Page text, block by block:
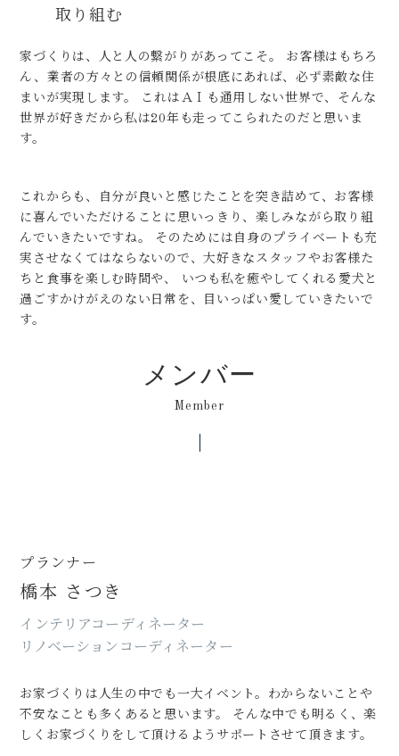
取り組む
家づくりは、人と人の繋がりがあってこそ。 お客様はもちろ
ん、業者の方々との信頼関係が根底にあれば、必ず素敵な住
まいが実現します。 これはＡＩも通用しない世界で、そんな
世界が好きだから私は20年も走ってこられたのだと思いま
す。
これからも、自分が良いと感じたことを突き詰めて、お客様
に喜んでいただけることに思いっきり、楽しみながら取り組
んでいきたいですね。 そのためには自身のプライベートも充
実させなくてはならないので、大好きなスタッフやお客様た
ちと食事を楽しむ時間や、 いつも私を癒やしてくれる愛犬と
過ごすかけがえのない日常を、目いっぱい愛していきたいで
す。
メンバー
Member
プランナー
橋本 さつき
インテリアコーディネーター
リノベーションコーディネーター
お家づくりは人生の中でも一大イベント。わからないことや
不安なことも多くあると思います。 そんな中でも明るく、楽
しくお家づくりをして頂けるようサポートさせて頂きます。